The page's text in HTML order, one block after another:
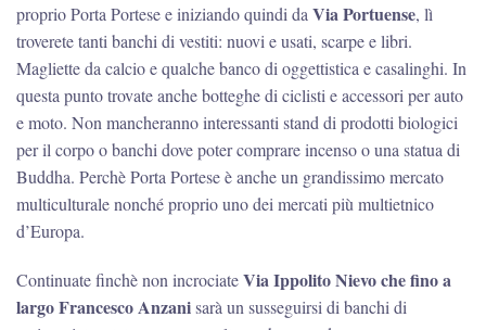
proprio Porta Portese e iniziando quindi da Via Portuense, lì
troverete tanti banchi di vestiti: nuovi e usati, scarpe e libri.
Magliette da calcio e qualche banco di oggettistica e casalinghi. In
questa punto trovate anche botteghe di ciclisti e accessori per auto
e moto. Non mancheranno interessanti stand di prodotti biologici
per il corpo o banchi dove poter comprare incenso o una statua di
Buddha. Perchè Porta Portese è anche un grandissimo mercato
multiculturale nonché proprio uno dei mercati più multietnico
d’Europa.
Continuate finchè non incrociateVia Ippolito Nievo che fino a
largo Francesco Anzanisarà un susseguirsi di banchi di